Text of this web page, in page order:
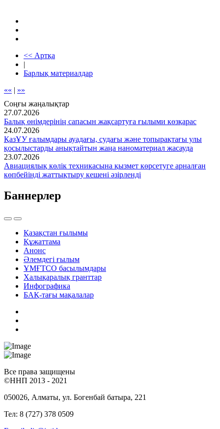
<< Артқа
|
Барлық материалдар
«« | »»
Соңғы жаңалықтар
27.07.2026
Балық өнімдерінің сапасын жақсартуға ғылыми көзқарас
24.07.2026
ҚазҰУ ғалымдары ауадағы, судағы және топырақтағы улы
қосылыстарды анықтайтын жаңа наноматериал жасауда
23.07.2026
Авиациялық көлік техникасына қызмет көрсетуге арналған
көпбейінді жаттықтыру кешені әзірленді
Баннерлер
Қазақстан ғылымы
Құжаттама
Анонс
Әлемдегі ғылым
ҰМҒТСО басылымдары
Халықаралық гранттар
Инфографика
БАҚ-тағы мақалалар
Все права защищены
©ННП 2013 - 2021
050026, Алматы, ул. Богенбай батыра, 221
Тел: 8 (727) 378 0509